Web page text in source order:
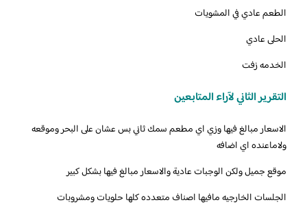
الطعم عادي في المشويات
الحلى عادي
الخدمه زفت
التقرير الثاني لآراء المتابعين
‏‎الاسعار مبالغ فيها وزي اي مطعم سمك ثاني بس عشان على البحر وموقعه
ولاماعنده اي اضافه